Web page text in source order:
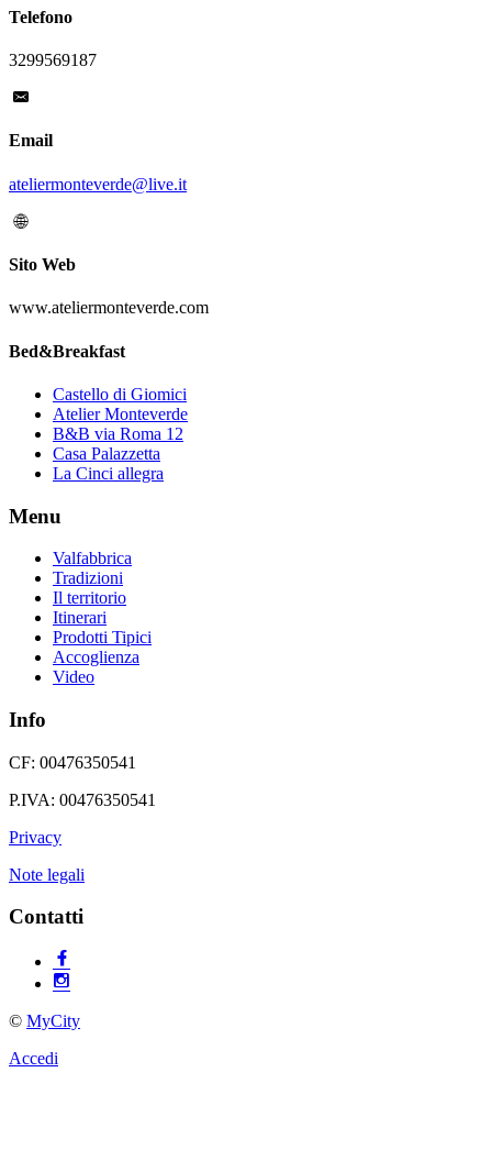
Telefono
3299569187
Email
ateliermonteverde@live.it
Sito Web
www.ateliermonteverde.com
Bed&Breakfast
Castello di Giomici
Atelier Monteverde
B&B via Roma 12
Casa Palazzetta
La Cinci allegra
Menu
Valfabbrica
Tradizioni
Il territorio
Itinerari
Prodotti Tipici
Accoglienza
Video
Info
CF: 00476350541
P.IVA: 00476350541
Privacy
Note legali
Contatti
© MyCity
Accedi